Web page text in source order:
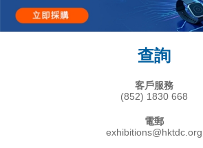
查詢
客戶服務
(852) 1830 668
電郵
exhibitions@hktdc.org